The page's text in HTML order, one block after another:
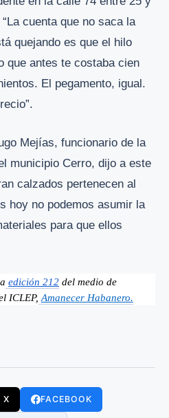
cuenta que no saca la
quejando es que el hilo
que antes te costaba cien
El pegamento, igual.
Mejías, funcionario de la
municipio Cerro, dijo a este
calzados pertenecen al
hoy no podemos asumir la
para que ellos
edición 212 del medio de
ICLEP, Amanecer Habanero.
X FACEBOOK